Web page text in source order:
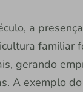
a
familiar
gerando
A exemplo